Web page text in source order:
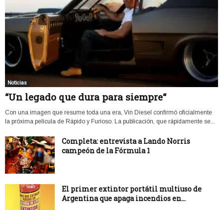
Noticias
“Un legado que dura para siempre“
Con una imagen que resume toda una era, Vin Diesel confirmó oficialmente
la próxima película de Rápido y Furioso. La publicación, que rápidamente se...
Completa: entrevista a Lando Norris
campeón de la Fórmula 1
El primer extintor portátil multiuso de
Argentina que apaga incendios en...